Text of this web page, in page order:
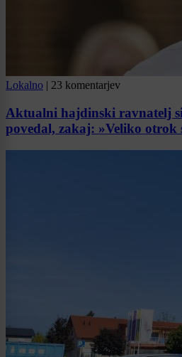
Lokalno | 23 komentarjev
Aktualni hajdinski ravnatelj
povedal, zakaj: »Veliko otrok